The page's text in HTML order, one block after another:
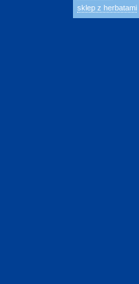
sklep z herbatami